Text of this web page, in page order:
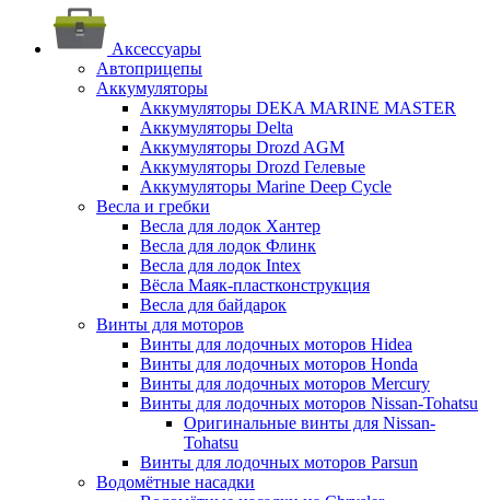
Аксессуары
Автоприцепы
Аккумуляторы
Аккумуляторы DEKA MARINE MASTER
Аккумуляторы Delta
Аккумуляторы Drozd AGM
Аккумуляторы Drozd Гелевые
Аккумуляторы Marine Deep Cycle
Весла и гребки
Весла для лодок Хантер
Весла для лодок Флинк
Весла для лодок Intex
Вёсла Маяк-пластконструкция
Весла для байдарок
Винты для моторов
Винты для лодочных моторов Hidea
Винты для лодочных моторов Honda
Винты для лодочных моторов Mercury
Винты для лодочных моторов Nissan-Tohatsu
Оригинальные винты для Nissan-
Tohatsu
Винты для лодочных моторов Parsun
Водомётные насадки